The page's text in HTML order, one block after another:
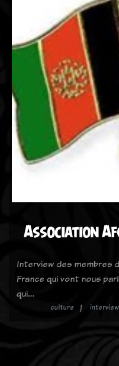
Association
Interview des membres
France qui vont nous
qui…
culture interview